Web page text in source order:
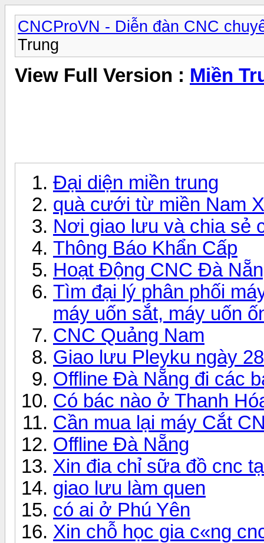
CNCProVN - Diễn đàn CNC
Trung
View Full Version : Miền
Đại diện miền trung
quà cưới từ miền Nam
Nơi giao lưu và chia sẻ
Thông Báo Khẩn Cấp
Hoạt Động CNC Đà
Tìm đại lý phân phối
máy uốn sắt, máy uốn
CNC Quảng Nam
Giao lưu Pleyku ngày
Offline Đà Nẵng đi các
Có bác nào ở Thanh
Cần mua lại máy Cắt
Offline Đà Nẵng
Xin đia chỉ sữa đồ cnc
giao lưu làm quen
có ai ở Phú Yên
Xin chỗ học gia c«ng